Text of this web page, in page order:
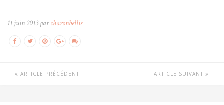
11 juin 2013 parcharonbellis
ARTICLE PRÉCÉDENT ARTICLE SUIVANT